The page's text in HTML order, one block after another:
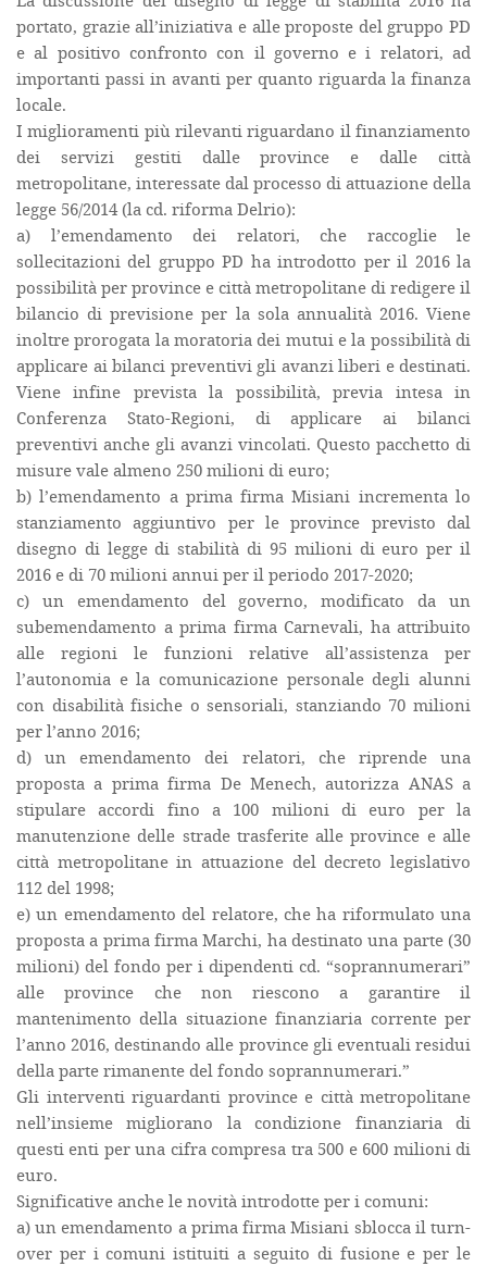
portato, grazie all’iniziativa e alle proposte del gruppo PD
e al positivo confronto con il governo e i relatori, ad
importanti passi in avanti per quanto riguarda la finanza
locale.
I miglioramenti più rilevanti riguardano il finanziamento
dei servizi gestiti dalle province e dalle città
metropolitane, interessate dal processo di attuazione della
legge 56/2014 (la cd. riforma Delrio):
a) l’emendamento dei relatori, che raccoglie le
sollecitazioni del gruppo PD ha introdotto per il 2016 la
possibilità per province e città metropolitane di redigere il
bilancio di previsione per la sola annualità 2016. Viene
inoltre prorogata la moratoria dei mutui e la possibilità di
applicare ai bilanci preventivi gli avanzi liberi e destinati.
Viene infine prevista la possibilità, previa intesa in
Conferenza Stato-Regioni, di applicare ai bilanci
preventivi anche gli avanzi vincolati. Questo pacchetto di
misure vale almeno 250 milioni di euro;
b) l’emendamento a prima firma Misiani incrementa lo
stanziamento aggiuntivo per le province previsto dal
disegno di legge di stabilità di 95 milioni di euro per il
2016 e di 70 milioni annui per il periodo 2017-2020;
c) un emendamento del governo, modificato da un
subemendamento a prima firma Carnevali, ha attribuito
alle regioni le funzioni relative all’assistenza per
l’autonomia e la comunicazione personale degli alunni
con disabilità fisiche o sensoriali, stanziando 70 milioni
per l’anno 2016;
d) un emendamento dei relatori, che riprende una
proposta a prima firma De Menech, autorizza ANAS a
stipulare accordi fino a 100 milioni di euro per la
manutenzione delle strade trasferite alle province e alle
città metropolitane in attuazione del decreto legislativo
112 del 1998;
e) un emendamento del relatore, che ha riformulato una
proposta a prima firma Marchi, ha destinato una parte (30
milioni) del fondo per i dipendenti cd. “soprannumerari”
alle province che non riescono a garantire il
mantenimento della situazione finanziaria corrente per
l’anno 2016, destinando alle province gli eventuali residui
della parte rimanente del fondo soprannumerari.”
Gli interventi riguardanti province e città metropolitane
nell’insieme migliorano la condizione finanziaria di
questi enti per una cifra compresa tra 500 e 600 milioni di
euro.
Significative anche le novità introdotte per i comuni:
a) un emendamento a prima firma Misiani sblocca il turn-
over per i comuni istituiti a seguito di fusione e per le